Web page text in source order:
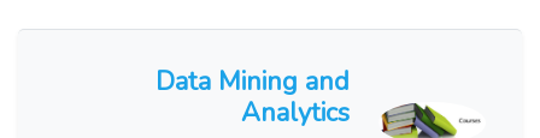
Data Mining and
Analytics